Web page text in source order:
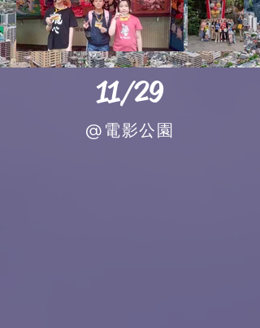
11/29
@電影公園